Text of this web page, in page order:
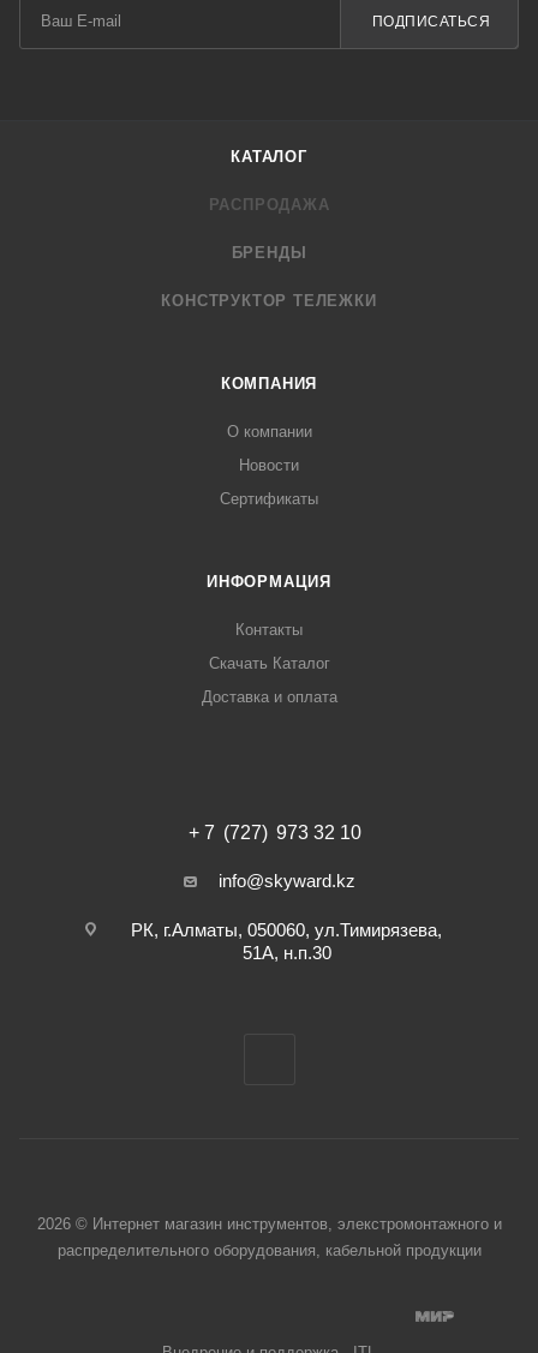
ПОДПИСАТЬСЯ
КАТАЛОГ
РАСПРОДАЖА
БРЕНДЫ
КОНСТРУКТОР ТЕЛЕЖКИ
КОМПАНИЯ
О компании
Новости
Cертификаты
ИНФОРМАЦИЯ
Контакты
Скачать Каталог
Доставка и оплата
+ 7 (727) 973 32 10
info@skyward.kz
РК, г.Алматы, 050060, ул.Тимирязева,
51А, н.п.30
2026 © Интернет магазин инструментов, элекстромонтажного и
распределительного оборудования, кабельной продукции